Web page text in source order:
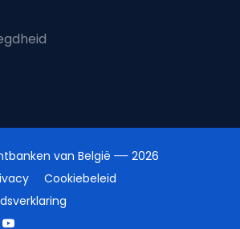
van België
2026
Cookiebeleid